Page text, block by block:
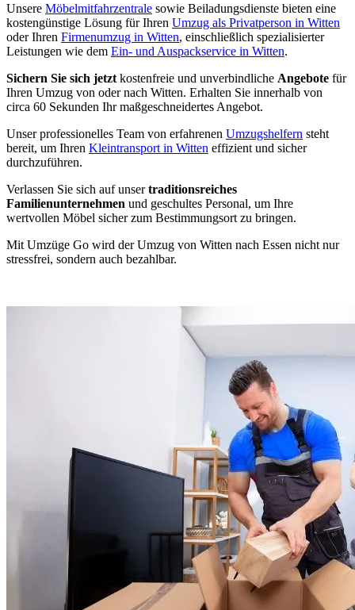
Unsere Möbelmitfahrzentrale sowie Beiladungsdienste bieten eine
kostengünstige Lösung für Ihren Umzug als Privatperson in Witten
oder Ihren Firmenumzug in Witten, einschließlich spezialisierter
Leistungen wie dem Ein- und Auspackservice in Witten.
Sichern Sie sich jetzt kostenfreie und unverbindliche Angebote für
Ihren Umzug von oder nach Witten. Erhalten Sie innerhalb von
circa 60 Sekunden Ihr maßgeschneidertes Angebot.
Unser professionelles Team von erfahrenen Umzugshelfern steht
bereit, um Ihren Kleintransport in Witten effizient und sicher
durchzuführen.
Verlassen Sie sich auf unsertraditionsreiches
Familienunternehmen und geschultes Personal, um Ihre
wertvollen Möbel sicher zum Bestimmungsort zu bringen.
Mit Umzüge Go wird der Umzug von Witten nach Essen nicht nur
stressfrei, sondern auch bezahlbar.